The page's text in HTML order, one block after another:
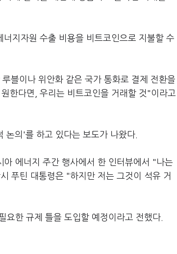
지자원 수출 비용을 비트코인으로 지불할 수
블이나 위안화 같은 국가 통화로 결제 전환을
한다면, 우리는 비트코인을 거래할 것"이라고
논의'를 하고 있다는 보도가 나왔다.
에너지 주간 행사에서 한 인터뷰에서 "나는
푸틴 대통령은 "하지만 저는 그것이 석유 거
요한 규제 틀을 도입할 예정이라고 전했다.